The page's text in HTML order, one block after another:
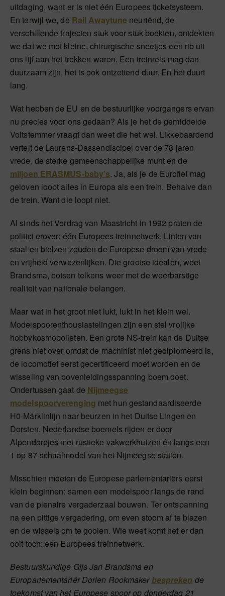
uitdaging, want er is niet één Europees ticketsysteem.
En terwijl we, de Rail Awaytune neuriënd, de
verschillende trajecten stuk voor stuk boekten, ontdekten
we dat we met kleine, chirurgische sneetjes een rib uit
ons lijf aan het trekken waren. Een treinreis mag dan
duurzaam zijn, het is ook ontzettend duur. En het duurt
lang.
Wat hebben de EU en de bestuurlijke voorgangers ervan
nu precies voor ons gedaan? Als je het de gemiddelde
Voltstemmer vraagt dan weet die het wel. Likkebaardend
vertelt de Laurens-Dassendiscipel over de 78 jaren
vrede, de sterke gemeenschappelijke munt en de
miljoen ERASMUS-baby’s. Ja, als je de Eurofiel mag
geloven loopt alles in Europa als een trein. Behalve dan
de trein. Want die loopt niet.
Al sinds het Verdrag van Maastricht in 1992 praten de
politici erover: één Europees treinnetwerk. Linten van
staal en bielzen zouden de Europese droom van vrede
en vrijheid verwezenlijken. Die grootse idealen, weet
Brandsma, botsen telkens weer met de weerbarstige
realiteit van nationale belangen.
Maar wat in het groot niet lukt, lukt in het klein wel.
Modelspoorenthousiastelingen zijn een stel vrolijke
hobbykosmopolieten. Een grote NS-trein kan de Duitse
grens niet over omdat de machinist niet gediplomeerd is,
de locomotief eerst gecertificeerd moet worden en de
wisseling van bovenleidingsspanning boem doet.
Ondertussen gaat de Nijmeegse
modelspoorverenging met hun gestandaardiseerde
H0-Märklinlijn naar beurzen in het Duitse Lingen en
Dorsten. Nederlandse boemels rijden er door
Alpendorpjes met rustieke vakwerkhuizen én langs een
1 op 87-schaalmodel van het Nijmeegse station.
Misschien moeten de Europese parlementariërs eerst
klein beginnen: samen een modelspoor langs de rand
van de plenaire vergaderzaal bouwen. Ter ontspanning
na een pittige vergadering, om even stoom af te blazen
en de wissels om te gooien. Wie weet komt het er dan
ooit toch: een Europees treinnetwerk.
Bestuurskundige Gijs Jan Brandsma en
Europarlementariër Dorien Rookmakerbespreken de
toekomst van het Europese spoor op donderdag 21